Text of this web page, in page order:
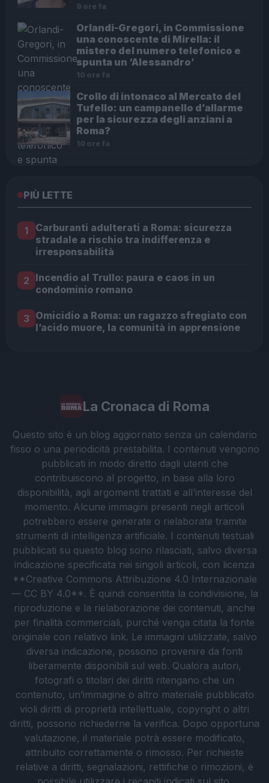
9 ore fa
Orlandi-Gregori, in Commissione
una conoscente di Mirella: il
mistero del numero telefonico e
spunta un ‘Alessandro’
10 ore fa
Crollo di intonaco al Mercato del
Tufello: un campanello d’allarme
per la sicurezza degli anziani a
Roma?
10 ore fa
PIÙ LETTE
1
Carburanti adulterati a Roma: sicurezza
stradale a rischio tra indifferenza e
irresponsabilità
2 Incendio al Trullo: paura e caos in un
condominio romano
3 Omicidio a Roma: un ragazzo sfregiato con
l’acido muore, la comunità in apprensione
La Cronaca di Roma
Questo sito è un blog aggiornato senza un calendario
fisso o una periodicità prestabilita. I contenuti vengono
pubblicati in modo diretto dagli utenti che
contribuiscono al progetto, in base alla loro
disponibilità, agli argomenti trattati e all’interesse del
momento. Alcune immagini presenti negli articoli
potrebbero essere generate o rielaborate tramite
strumenti di intelligenza artificiale. I contenuti testuali
pubblicati su questo blog sono rilasciati, salvo diversa
indicazione specificata nei singoli articoli, con licenza
**Creative Commons Attribuzione 4.0 Internazionale
— CC BY 4.0**. È quindi consentita la condivisione, la
riproduzione e la rielaborazione dei contenuti, anche
per finalità commerciali, purché venga citata la fonte
originale con relativo link. Le immagini utilizzate, salvo
diversa indicazione, possono provenire da fonti
liberamente disponibili sul web. Qualora autori,
fotografi o titolari dei diritti ritengano che un
contenuto, un’immagine o altro materiale pubblicato
violi diritti di proprietà intellettuale, copyright o altri
diritti, possono richiederne la verifica. Dopo opportuna
valutazione, il materiale potrà essere modificato,
attribuito correttamente o rimosso. Per richieste
relative a diritti, segnalazioni, rettifiche o rimozioni, è